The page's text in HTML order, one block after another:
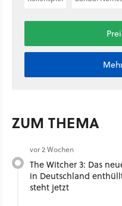
ZUM THEMA
vor 2 Wochen
The Witcher 3: Das
in Deutschland
steht jetzt